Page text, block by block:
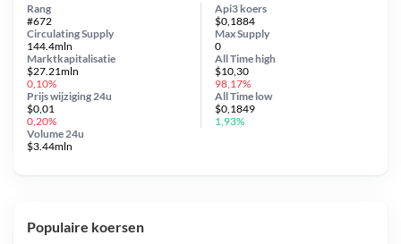
Api3 koers
$0,1884
Circulating Supply
144.4mln
Prijs wijziging 24u
$0,01
0,20%
Max Supply
0
Marktkapitalisatie
$27.21mln
0,10%
Volume 24u
$3.44mln
Rang
#672
All Timehigh
$10,30
98,17%
All Time low
$0,1849
1,93%
Populaire koersen